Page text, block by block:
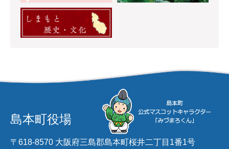
島本町役場
〒618-8570 大阪府三島郡島本町桜井二丁目1番1号